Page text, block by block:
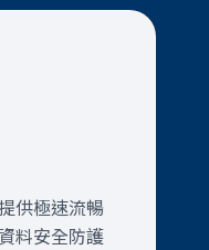
供極速流暢
料安全防護